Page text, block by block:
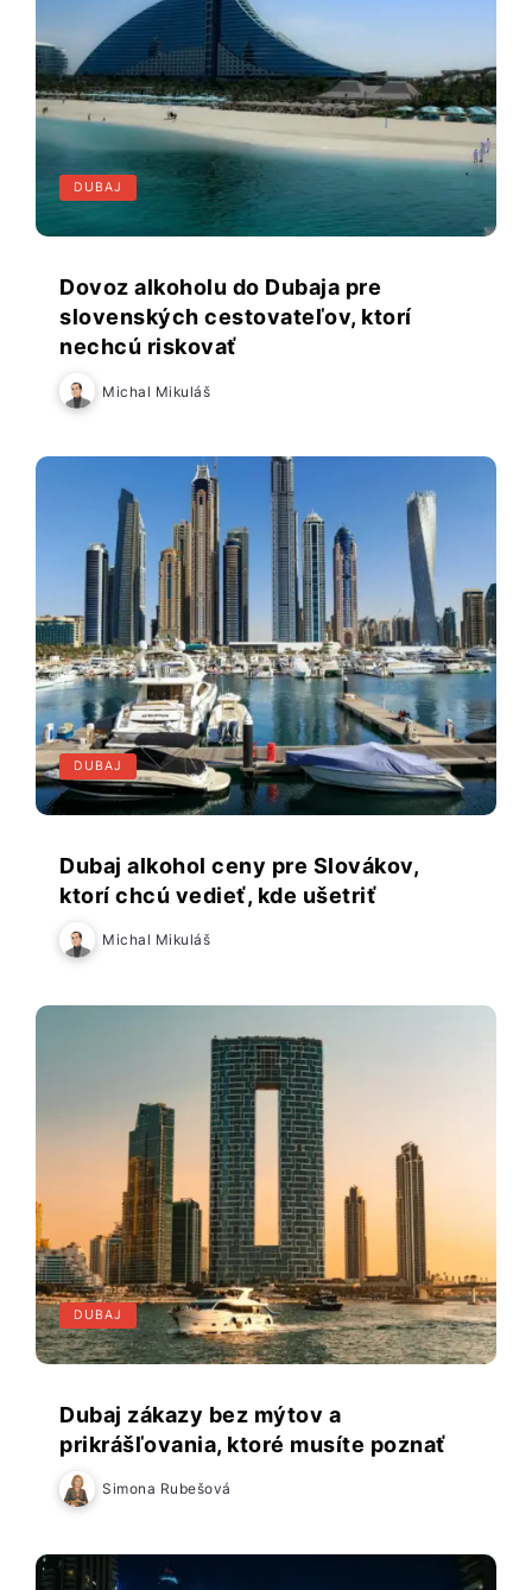
DUBAJ
Dovoz alkoholu do Dubaja pre
slovenských cestovateľov, ktorí
nechcú riskovať
Michal Mikuláš
DUBAJ
Dubaj alkohol ceny pre Slovákov,
ktorí chcú vedieť, kde ušetriť
Michal Mikuláš
DUBAJ
Dubaj zákazy bez mýtov a
prikrášľovania, ktoré musíte poznať
Simona Rubešová